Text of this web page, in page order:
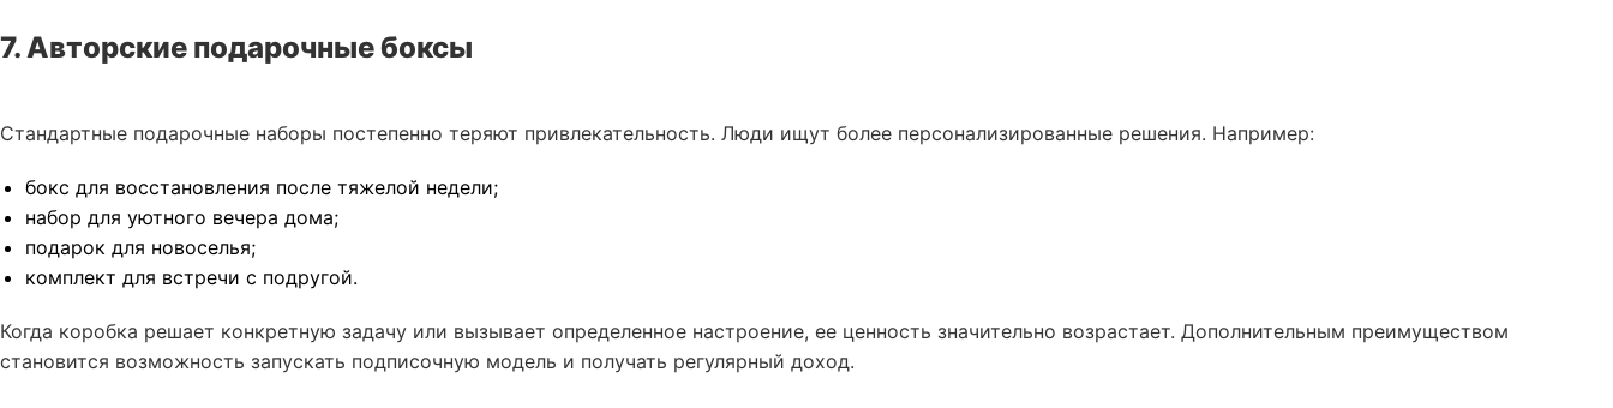
7. Авторские подарочные боксы
Стандартные подарочные наборы постепенно теряют привлекательность. Люди ищут более персонализированные решения. Например:
бокс для восстановления после тяжелой недели;
набор для уютного вечера дома;
подарок для новоселья;
комплект для встречи с подругой.
Когда коробка решает конкретную задачу или вызывает определенное настроение, ее ценность значительно возрастает. Дополнительным преимуществом
становится возможность запускать подписочную модель и получать регулярный доход.